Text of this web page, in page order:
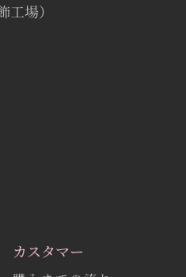
場）
カスタマー